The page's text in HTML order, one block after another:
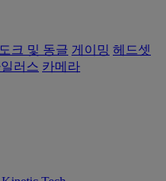
크 및 동글 게이밍 헤드셋
러스 카메라